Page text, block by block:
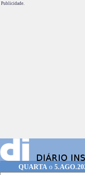
Publicidade.
QUARTA o